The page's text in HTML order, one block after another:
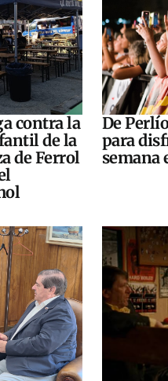
contra la
de la
de Ferrol
De
para
semana